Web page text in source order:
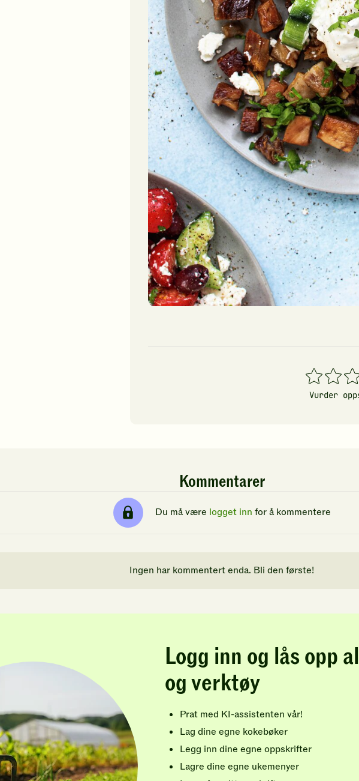
1
stjerner
2
stjerner
3
Vurder
Kommentarer
Du må være logget inn for å kommentere
Ingen har kommentert enda. Bli den første!
Logg inn og lås opp
og verktøy
Prat med KI-assistenten vår!
Lag dine egne kokebøker
Legg inn dine egne oppskrifter
Lagre dine egne ukemenyer